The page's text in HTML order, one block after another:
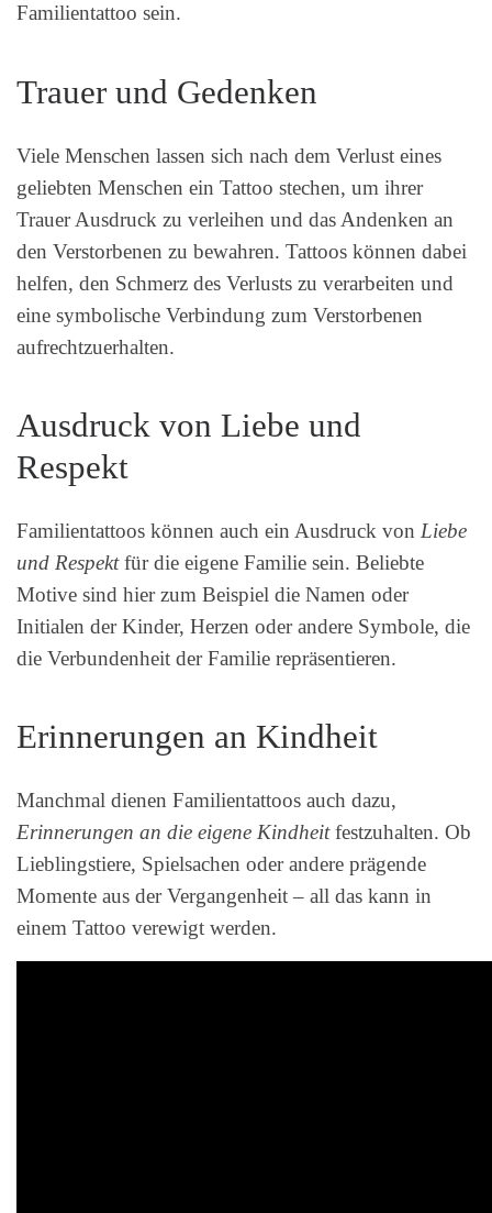
Familientattoo sein.
Trauer und Gedenken
Viele Menschen lassen sich nach dem Verlust eines
geliebten Menschen ein Tattoo stechen, um ihrer
Trauer Ausdruck zu verleihen und das Andenken an
den Verstorbenen zu bewahren. Tattoos können dabei
helfen, den Schmerz des Verlusts zu verarbeiten und
eine symbolische Verbindung zum Verstorbenen
aufrechtzuerhalten.
Ausdruck von Liebe und
Respekt
Familientattoos können auch ein Ausdruck von Liebe
und Respektfür die eigene Familie sein. Beliebte
Motive sind hier zum Beispiel die Namen oder
Initialen der Kinder, Herzen oder andere Symbole, die
die Verbundenheit der Familie repräsentieren.
Erinnerungen an Kindheit
Manchmal dienen Familientattoos auch dazu,
Erinnerungen an die eigene Kindheitfestzuhalten. Ob
Lieblingstiere, Spielsachen oder andere prägende
Momente aus der Vergangenheit – all das kann in
einem Tattoo verewigt werden.